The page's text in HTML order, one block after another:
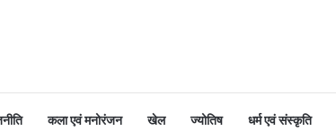
कला एवं मनोरंजन खेल ज्योतिष धर्म एवं संस्कृति